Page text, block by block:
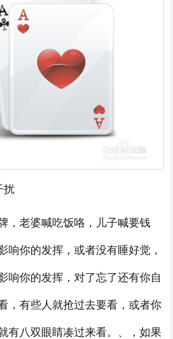
扰
，老婆喊吃饭咯，儿子喊要钱
响你的发挥，或者没有睡好觉，
响你的发挥，对了忘了还有你自
，有些人就抢过去要看，或者你
有八双眼睛凑过来看。、，如果